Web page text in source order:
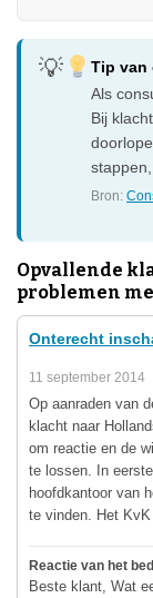
Tip van
Als
Bij
Bron:
Opvallende
problemen
Onterecht
11 september 2014
Op aanraden van
klacht naar
om reactie en de
te lossen. In
hoofdkantoor van
te vinden. Het KvK
Reactie van het
Beste klant, Wat